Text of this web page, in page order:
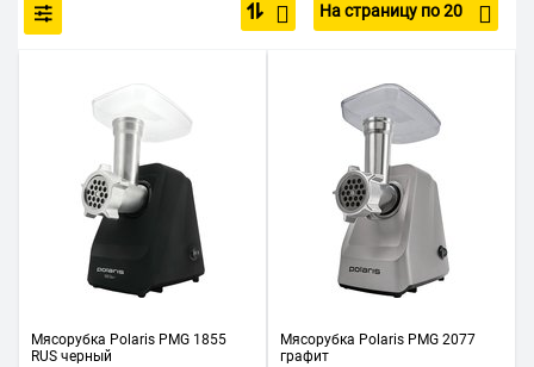
На страницу по 20
Мясорубка Polaris PMG 1855
RUS черный
Мясорубка Polaris PMG 2077
графит